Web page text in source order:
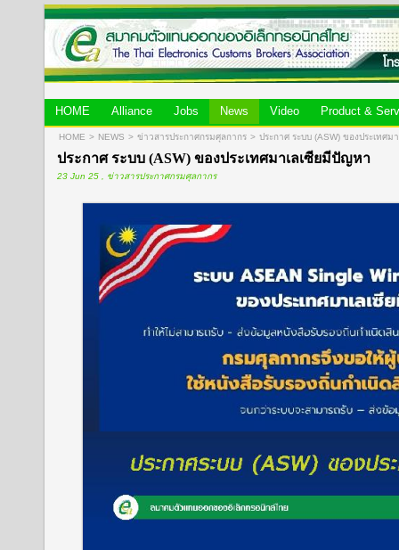
HOME Alliance Jobs News Video Product &
HOME > NEWS > ข่าวสารประกาศกรมศุลกากร > ประกาศ ระบบ (ASW) ของประเทศม
ประกาศ ระบบ (ASW) ของประเทศมาเลเซียมีปัญหา
23 Jun 25 , ข่าวสารประกาศกรมศุลกากร